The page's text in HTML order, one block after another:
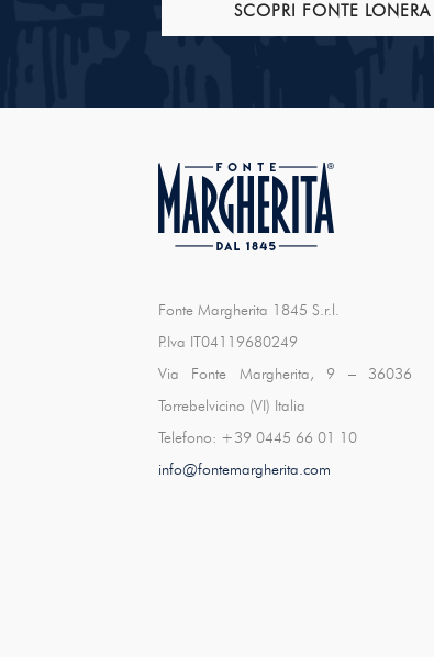
SCOPRI FONTE LONERA
Fonte Margherita 1845 S.r.l.
P.Iva IT04119680249
Via Fonte Margherita, 9 – 36036
Torrebelvicino (VI) Italia
Telefono: +39 0445 66 01 10
info@fontemargherita.com